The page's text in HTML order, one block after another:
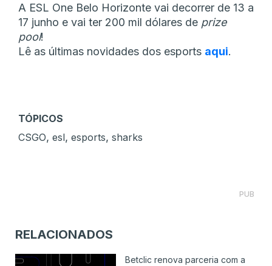
A ESL One Belo Horizonte vai decorrer de 13 a
17 junho e vai ter 200 mil dólares de prize
pool!
Lê as últimas novidades dos esports aqui.
TÓPICOS
CSGO, esl, esports, sharks
PUB
RELACIONADOS
Betclic renova parceria com a